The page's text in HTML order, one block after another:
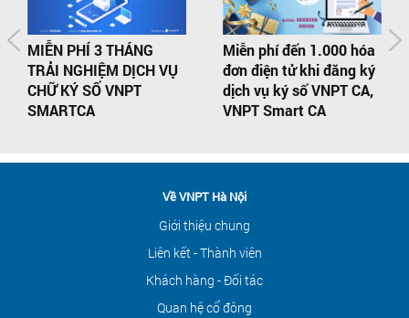
MIỄN PHÍ 3 THÁNG
TRẢI NGHIỆM DỊCH VỤ
CHỮ KÝ SỐ VNPT
SMARTCA
Miễn phí đến 1.000 hóa
đơn điện tử khi đăng ký
dịch vụ ký số VNPT CA,
VNPT Smart CA
Về VNPT Hà Nội
Giới thiệu chung
Liên kết - Thành viên
Khách hàng - Đối tác
Quan hệ cổ đông